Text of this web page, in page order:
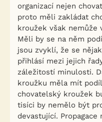
organizací nejen
proto měli zakládat
kroužek však nemůže
Měli by se na něm
jsou zvyklí, že se
přihlásí mezi jejich
záležitostí minulosti.
kroužku měla mít
chovatelský kroužek
tisíci by nemělo být
devastující.